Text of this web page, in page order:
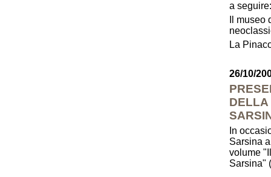
a seguire:
Il
La
26/10/
DELLA
In
Sarsina
volume
Sarsina"